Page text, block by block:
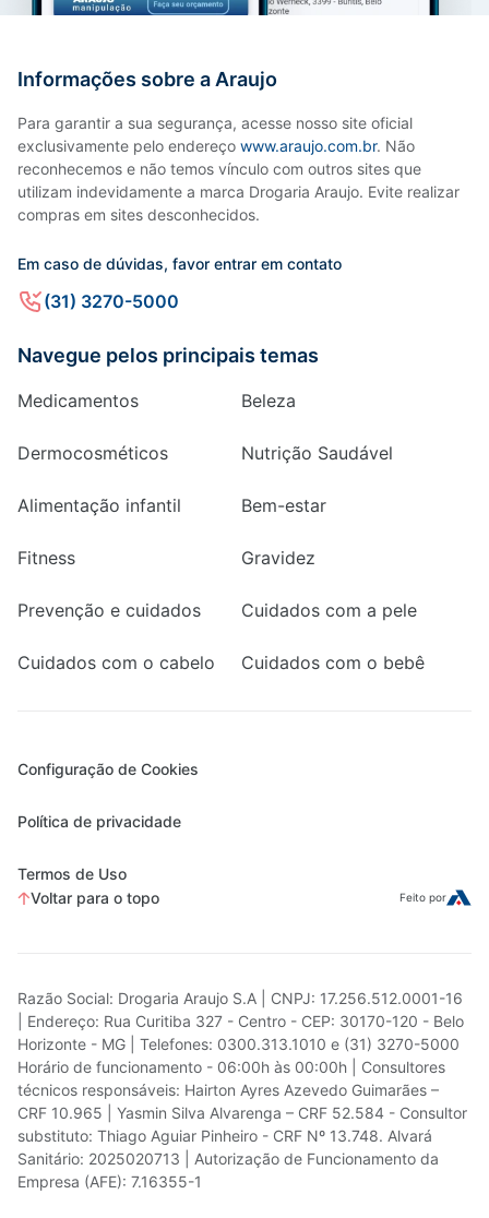
Informações sobre a Araujo
Para garantir a sua segurança, acesse nosso site oficial
exclusivamente pelo endereço www.araujo.com.br. Não
reconhecemos e não temos vínculo com outros sites que
utilizam indevidamente a marca Drogaria Araujo. Evite realizar
compras em sites desconhecidos.
Em caso de dúvidas, favor entrar em contato
(31) 3270-5000
Navegue pelos principais temas
Medicamentos Beleza
Dermocosméticos Nutrição Saudável
Alimentação infantil Bem-estar
Fitness Gravidez
Prevenção e cuidados Cuidados com a pele
Cuidados com o cabelo Cuidados com o bebê
Configuração de Cookies
Política de privacidade
Termos de Uso
Voltar para o topo
Feito por
Razão Social: Drogaria Araujo S.A | CNPJ: 17.256.512.0001-16
| Endereço: Rua Curitiba 327 - Centro - CEP: 30170-120 - Belo
Horizonte - MG | Telefones: 0300.313.1010 e (31) 3270-5000
Horário de funcionamento - 06:00h às 00:00h | Consultores
técnicos responsáveis: Hairton Ayres Azevedo Guimarães –
CRF 10.965 | Yasmin Silva Alvarenga – CRF 52.584 - Consultor
substituto: Thiago Aguiar Pinheiro - CRF Nº 13.748. Alvará
Sanitário: 2025020713 | Autorização de Funcionamento da
Empresa (AFE): 7.16355-1